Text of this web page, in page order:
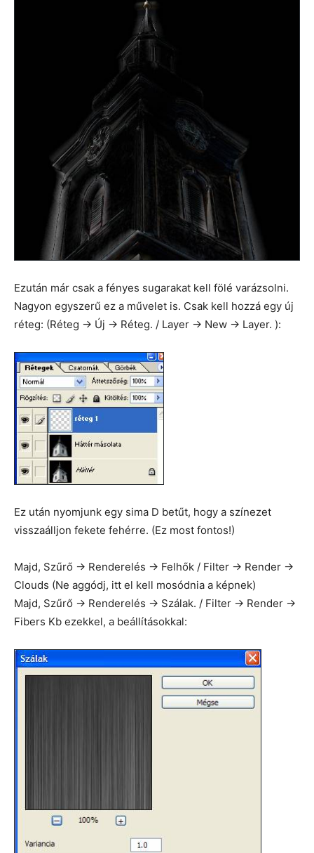
Ezután már csak a fényes sugarakat kell fölé varázsolni.
Nagyon egyszerű ez a művelet is. Csak kell hozzá egy új
réteg: (Réteg -> Új -> Réteg. / Layer -> New -> Layer. ):
Ez után nyomjunk egy sima D betűt, hogy a színezet
visszaálljon fekete fehérre. (Ez most fontos!)
Majd, Szűrő -> Renderelés -> Felhők / Filter -> Render ->
Clouds (Ne aggódj, itt el kell mosódnia a képnek)
Majd, Szűrő -> Renderelés -> Szálak. / Filter -> Render ->
Fibers Kb ezekkel, a beállításokkal: